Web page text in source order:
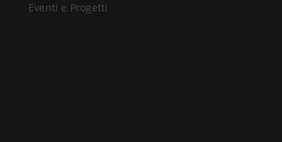
Eventi e Progetti